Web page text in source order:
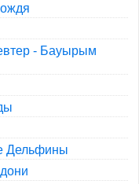
- Бауырым
Дельфины